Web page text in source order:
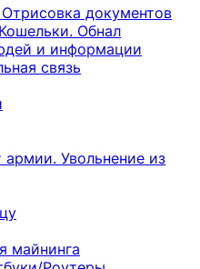
документов
Обнал
и информации
связь
Увольнение из
майнинга